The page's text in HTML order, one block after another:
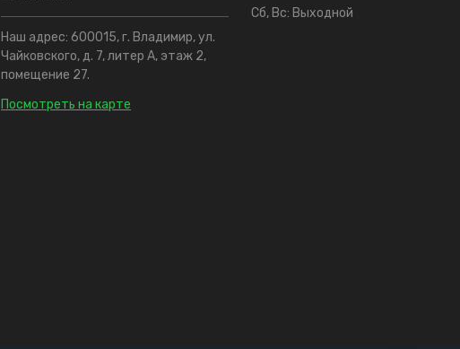
Наш адрес: 600015, г. Владимир, ул.
Чайковского, д. 7, литер А, этаж 2,
помещение 27.
Посмотреть на карте
Сб, Вс: Выходной